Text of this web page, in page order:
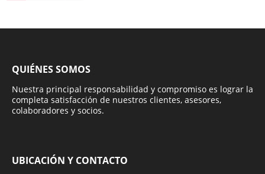
QUIÉNES SOMOS
Nuestra principal responsabilidad y compromiso es lograr la
completa satisfacción de nuestros clientes, asesores,
colaboradores y socios.
UBICACIÓN Y CONTACTO